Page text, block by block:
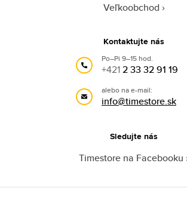
Veľkoobchod
Kontaktujte nás
Po–Pi 9–15 hod.
+4212 33 32 91 19
alebo na e-mail:
info@timestore.sk
Sledujte nás
Timestore na Facebooku